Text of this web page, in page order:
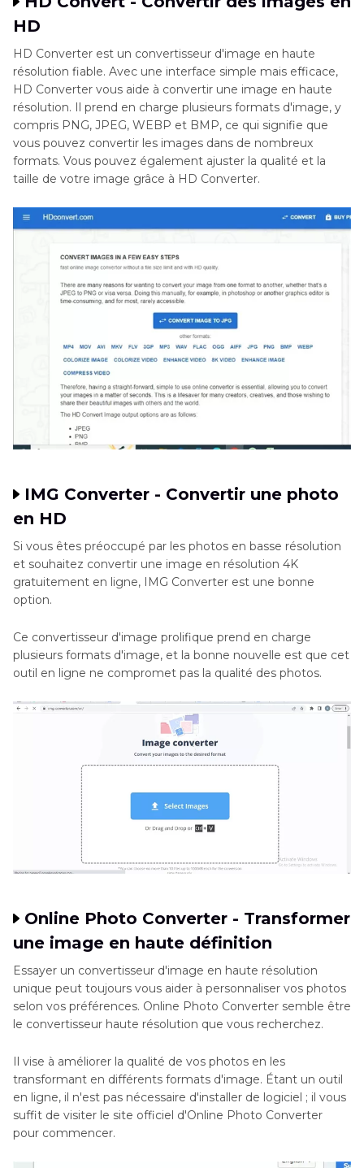
HD
HD Converter est un convertisseur d'image en haute
résolution fiable. Avec une interface simple mais efficace,
HD Converter vous aide à convertir une image en haute
résolution. Il prend en charge plusieurs formats d'image, y
compris PNG, JPEG, WEBP et BMP, ce qui signifie que
vous pouvez convertir les images dans de nombreux
formats. Vous pouvez également ajuster la qualité et la
taille de votre image grâce à HD Converter.
IMG Converter - Convertir une photo
en HD
Si vous êtes préoccupé par les photos en basse résolution
et souhaitez convertir une image en résolution 4K
gratuitement en ligne, IMG Converter est une bonne
option.
Ce convertisseur d'image prolifique prend en charge
plusieurs formats d'image, et la bonne nouvelle est que cet
outil en ligne ne compromet pas la qualité des photos.
Online Photo Converter - Transformer
une image en haute définition
Essayer un convertisseur d'image en haute résolution
unique peut toujours vous aider à personnaliser vos photos
selon vos préférences. Online Photo Converter semble être
le convertisseur haute résolution que vous recherchez.
Il vise à améliorer la qualité de vos photos en les
transformant en différents formats d'image. Étant un outil
en ligne, il n'est pas nécessaire d'installer de logiciel ; il vous
suffit de visiter le site officiel d'Online Photo Converter
pour commencer.